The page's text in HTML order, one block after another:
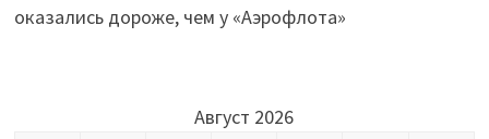
оказались дороже, чем у «Аэрофлота»
Август 2026